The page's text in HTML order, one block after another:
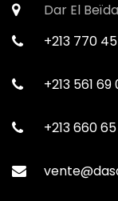
Dar El
+213 770
+213 561 69
+213 660